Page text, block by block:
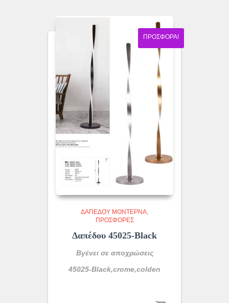
ΠΡΟΣΦΟΡΆ!
ΔΑΠΈΔΟΥ ΜΟΝΤΈΡΝΑ
ΠΡΟΣΦΟΡΕΣ
Δαπέδου 45025-Black
Βγένει σε αποχρώσεις
45025-Black,crome,colden